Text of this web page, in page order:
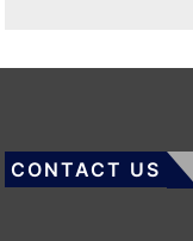
CONTACT US